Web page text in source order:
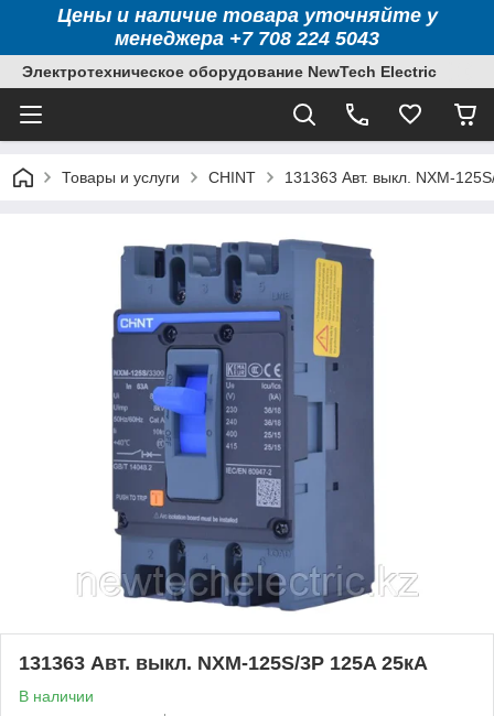
Цены и наличие товара уточняйте у
менеджера +7 708 224 5043
Электротехническое оборудование NewTech Electric
Товары и услуги CHINT 131363 Авт. выкл. NXM-
131363 Авт. выкл. NXM-125S/3Р 125A 25кА
В наличии